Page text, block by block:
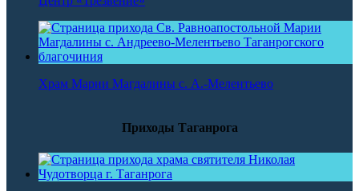
Храм Марии Магдалины с. А.-Мелентьево
Приходы Таганрога